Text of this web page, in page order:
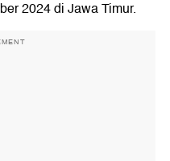
2024 di Jawa Timur.